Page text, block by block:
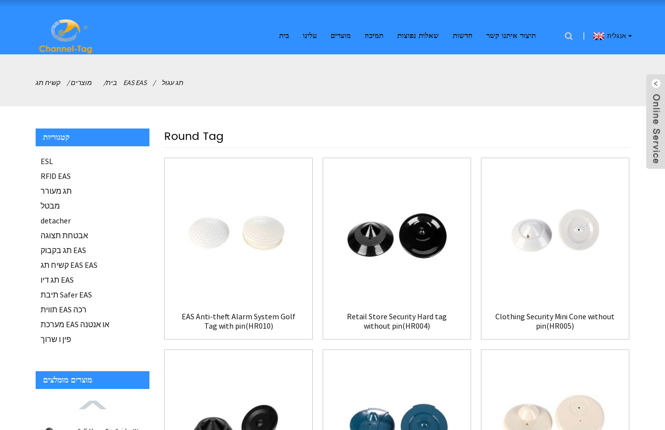
בית עלינו מוצרים תמיכה שאלות נפוצות חדשות תיצור איתנו קשר אנגלית
בית מוצרים קשיח תג EAS EAS תג עגול
קטגוריות
ESL
RFID EAS
תג מעורר
מבטל
detacher
אבטחת תצוגה
תג בקבוק EAS
קשיח תג EAS EAS
תג דיו EAS
תיבת Safer EAS
תווית EAS רכה
מערכת EAS או אנטנה
פין ו שרוך
מוצרים מומלצים
Round Tag
EAS Anti-theft Alarm System Golf
Tag with pin(HR010)
Retail Store Security Hard tag
without pin(HR004)
Clothing Security Mini Cone without
pin(HR005)